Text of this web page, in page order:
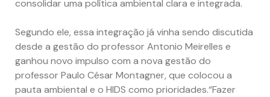
consolidar uma política ambiental clara e integrada.
Segundo ele, essa integração já vinha sendo discutida
desde a gestão do professor Antonio Meirelles e
ganhou novo impulso com a nova gestão do
professor Paulo César Montagner, que colocou a
pauta ambiental e o HIDS como prioridades.“Fazer